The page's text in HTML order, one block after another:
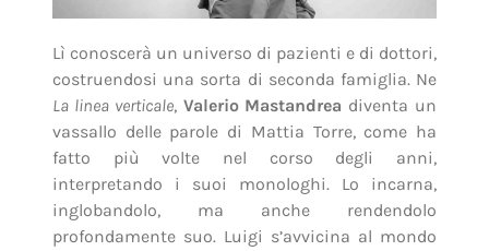
Lì conoscerà un universo di pazienti e di dottori,
costruendosi una sorta di seconda famiglia. Ne
La linea verticale, Valerio Mastandrea diventa un
vassallo delle parole di Mattia Torre, come ha
fatto più volte nel corso degli anni,
interpretando i suoi monologhi. Lo incarna,
inglobandolo, ma anche rendendolo
profondamente suo. Luigi s’avvicina al mondo